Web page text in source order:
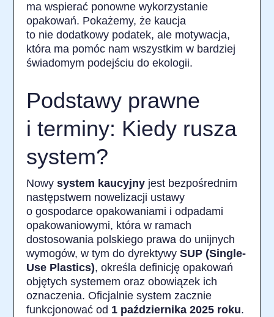
ma wspierać ponowne wykorzystanie
opakowań. Pokażemy, że kaucja
to nie dodatkowy podatek, ale motywacja,
która ma pomóc nam wszystkim w bardziej
świadomym podejściu do ekologii.
Podstawy prawne
i terminy: Kiedy rusza
system?
Nowysystem kaucyjny jest bezpośrednim
następstwem nowelizacji ustawy
o gospodarce opakowaniami i odpadami
opakowaniowymi, która w ramach
dostosowania polskiego prawa do unijnych
wymogów, w tym do dyrektywySUP (Single-
Use Plastics), określa definicję opakowań
objętych systemem oraz obowiązek ich
oznaczenia. Oficjalnie system zacznie
funkcjonować od 1 października 2025 roku.